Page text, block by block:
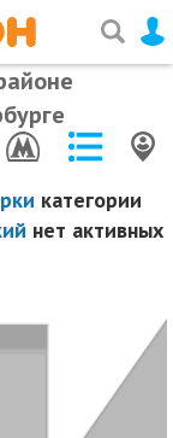
категории
нет активных